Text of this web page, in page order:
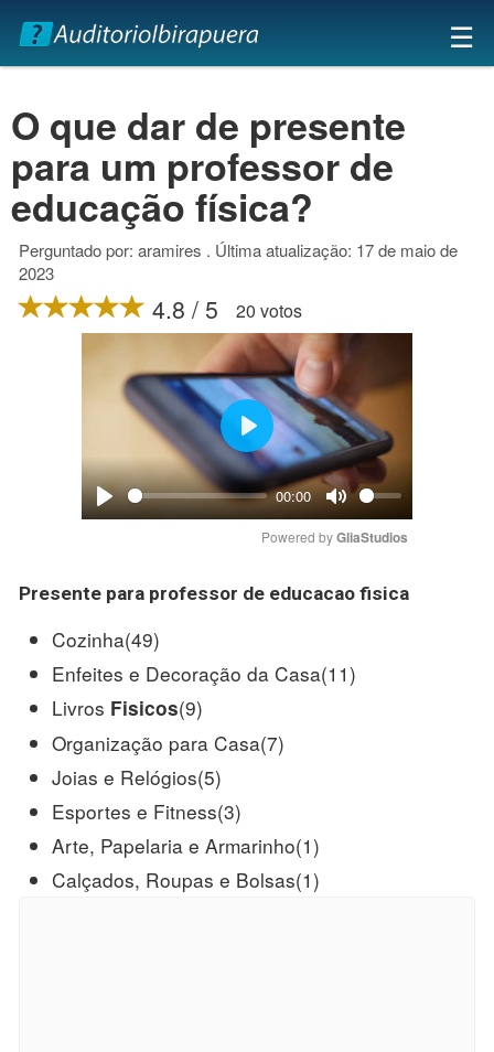
×
☰
O que dar de presente
para um professor de
educação física?
Perguntado por: aramires . Última atualização: 17 de maio de
2023
4.8 / 5 20 votos
Play
00:00
Mute
Play
Powered by GliaStudios
Presente para professor de educacao fisica
Cozinha(49)
Enfeites e Decoração da Casa(11)
Livros Fisicos(9)
Organização para Casa(7)
Joias e Relógios(5)
Esportes e Fitness(3)
Arte, Papelaria e Armarinho(1)
Calçados, Roupas e Bolsas(1)